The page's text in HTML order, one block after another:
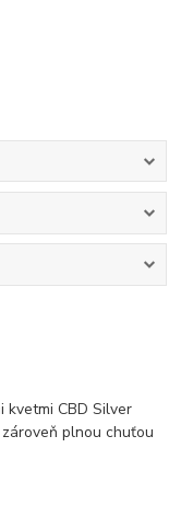
kvetmi CBD Silver
plnou chuťou